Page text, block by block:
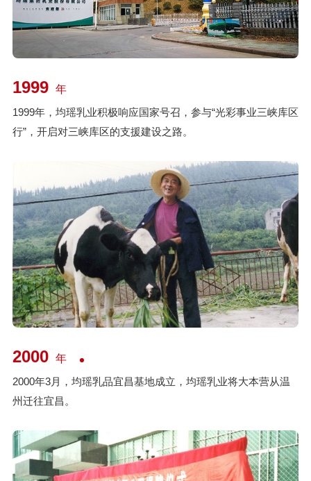
1999 年
1999年，均瑶乳业积极响应国家号召，参与“光彩事业三峡库区
行”，开启对三峡库区的支援建设之路。
2000 年
2000年3月，均瑶乳品宜昌基地成立，均瑶乳业将大本营从温
州迁往宜昌。